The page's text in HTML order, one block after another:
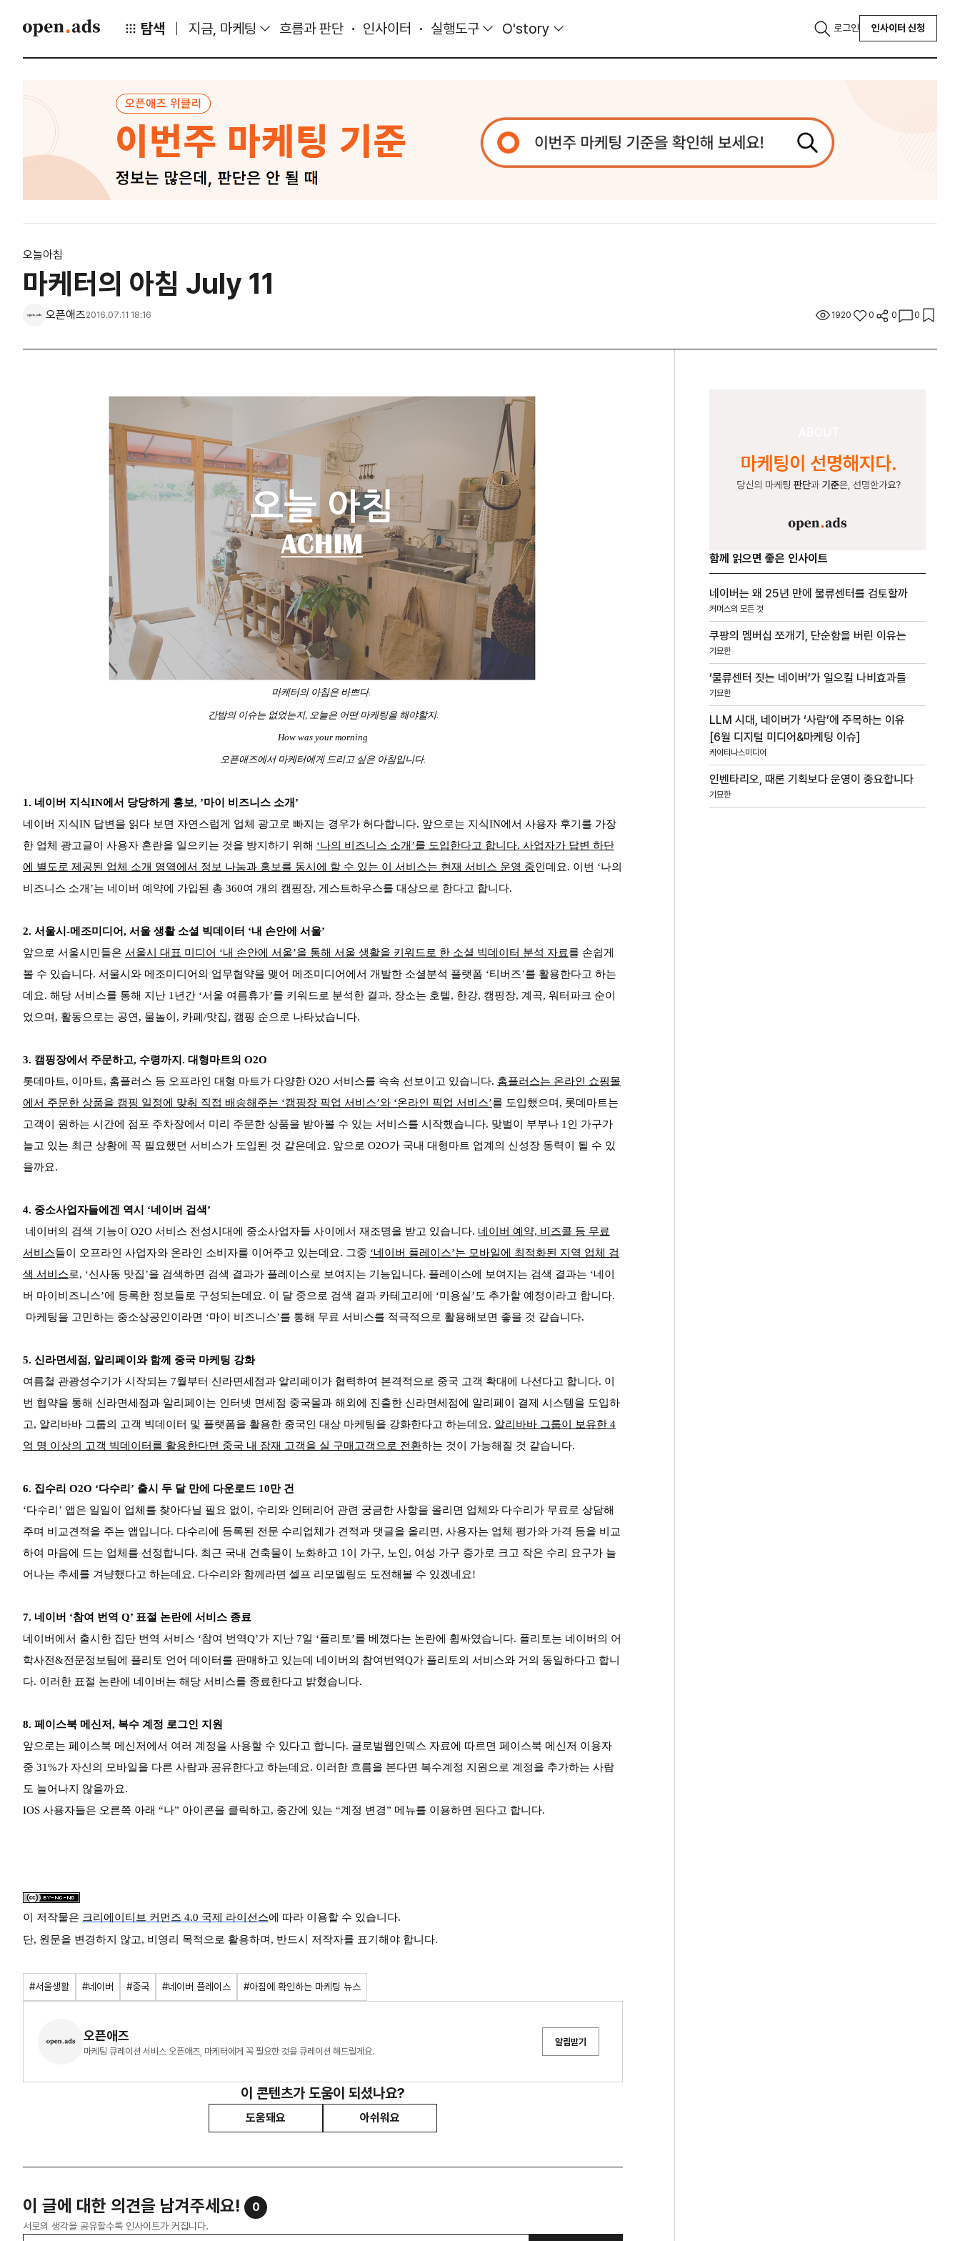
탐색 지금, 마케팅 흐름과 판단 인사이터 실행도구 O'story 로그인 인사이터 신청
오늘아침
마케터의 아침 July 11
오픈애즈2016.07.11 18:16 1920 0 0 0
마케터의 아침은 바쁘다.
간밤의 이슈는 없었는지, 오늘은 어떤 마케팅을 해야할지.
How was your morning
오픈애즈에서 마케터에게 드리고 싶은 아침입니다.
1. 네이버 지식IN에서 당당하게 홍보, ’마이 비즈니스 소개’
네이버 지식IN 답변을 읽다 보면 자연스럽게 업체 광고로 빠지는 경우가 허다합니다. 앞으로는 지식IN에서 사용자 후기를 가장
한 업체 광고글이 사용자 혼란을 일으키는 것을 방지하기 위해 ‘나의 비즈니스 소개’를 도입한다고 합니다. 사업자가 답변 하단
에 별도로 제공된 업체 소개 영역에서 정보 나눔과 홍보를 동시에 할 수 있는 이 서비스는 현재 서비스 운영 중인데요. 이번 ‘나의
비즈니스 소개’는 네이버 예약에 가입된 총 360여 개의 캠핑장, 게스트하우스를 대상으로 한다고 합니다.
2. 서울시-메조미디어, 서울 생활 소셜 빅데이터 ‘내 손안에 서울’
앞으로 서울시민들은 서울시 대표 미디어 ‘내 손안에 서울’을 통해 서울 생활을 키워드로 한 소셜 빅데이터 분석 자료를 손쉽게
볼 수 있습니다. 서울시와 메조미디어의 업무협약을 맺어 메조미디어에서 개발한 소셜분석 플랫폼 ‘티버즈’를 활용한다고 하는
데요. 해당 서비스를 통해 지난 1년간 ‘서울 여름휴가’를 키워드로 분석한 결과, 장소는 호텔, 한강, 캠핑장, 계곡, 워터파크 순이
었으며, 활동으로는 공연, 물놀이, 카페/맛집, 캠핑 순으로 나타났습니다.
3. 캠핑장에서 주문하고, 수령까지. 대형마트의 O2O
롯데마트, 이마트, 홈플러스 등 오프라인 대형 마트가 다양한 O2O 서비스를 속속 선보이고 있습니다. 홈플러스는 온라인 쇼핑몰
에서 주문한 상품을 캠핑 일정에 맞춰 직접 배송해주는 ‘캠핑장 픽업 서비스’와 ‘온라인 픽업 서비스’를 도입했으며, 롯데마트는
고객이 원하는 시간에 점포 주차장에서 미리 주문한 상품을 받아볼 수 있는 서비스를 시작했습니다. 맞벌이 부부나 1인 가구가
늘고 있는 최근 상황에 꼭 필요했던 서비스가 도입된 것 같은데요. 앞으로 O2O가 국내 대형마트 업계의 신성장 동력이 될 수 있
을까요.
4. 중소사업자들에겐 역시 ‘네이버 검색’
네이버의 검색 기능이 O2O 서비스 전성시대에 중소사업자들 사이에서 재조명을 받고 있습니다. 네이버 예약, 비즈콜 등 무료
서비스들이 오프라인 사업자와 온라인 소비자를 이어주고 있는데요. 그중 ‘네이버 플레이스’는 모바일에 최적화된 지역 업체 검
색 서비스로, ‘신사동 맛집’을 검색하면 검색 결과가 플레이스로 보여지는 기능입니다. 플레이스에 보여지는 검색 결과는 ‘네이
버 마이비즈니스’에 등록한 정보들로 구성되는데요. 이 달 중으로 검색 결과 카테고리에 ‘미용실’도 추가할 예정이라고 합니다.
마케팅을 고민하는 중소상공인이라면 ‘마이 비즈니스’를 통해 무료 서비스를 적극적으로 활용해보면 좋을 것 같습니다.
5. 신라면세점, 알리페이와 함께 중국 마케팅 강화
여름철 관광성수기가 시작되는 7월부터 신라면세점과 알리페이가 협력하여 본격적으로 중국 고객 확대에 나선다고 합니다. 이
번 협약을 통해 신라면세점과 알리페이는 인터넷 면세점 중국몰과 해외에 진출한 신라면세점에 알리페이 결제 시스템을 도입하
고, 알리바바 그룹의 고객 빅데이터 및 플랫폼을 활용한 중국인 대상 마케팅을 강화한다고 하는데요. 알리바바 그룹이 보유한 4
억 명 이상의 고객 빅데이터를 활용한다면 중국 내 잠재 고객을 실 구매고객으로 전환하는 것이 가능해질 것 같습니다.
6. 집수리 O2O ‘다수리’ 출시 두 달 만에 다운로드 10만 건
‘다수리’ 앱은 일일이 업체를 찾아다닐 필요 없이, 수리와 인테리어 관련 궁금한 사항을 올리면 업체와 다수리가 무료로 상담해
주며 비교견적을 주는 앱입니다. 다수리에 등록된 전문 수리업체가 견적과 댓글을 올리면, 사용자는 업체 평가와 가격 등을 비교
하여 마음에 드는 업체를 선정합니다. 최근 국내 건축물이 노화하고 1이 가구, 노인, 여성 가구 증가로 크고 작은 수리 요구가 늘
어나는 추세를 겨냥했다고 하는데요. 다수리와 함께라면 셀프 리모델링도 도전해볼 수 있겠네요!
7. 네이버 ‘참여 번역 Q’ 표절 논란에 서비스 종료
네이버에서 출시한 집단 번역 서비스 ‘참여 번역Q’가 지난 7일 ‘플리토’를 베꼈다는 논란에 휩싸였습니다. 플리토는 네이버의 어
학사전&전문정보팀에 플리토 언어 데이터를 판매하고 있는데 네이버의 참여번역Q가 플리토의 서비스와 거의 동일하다고 합니
다. 이러한 표절 논란에 네이버는 해당 서비스를 종료한다고 밝혔습니다.
8. 페이스북 메신저, 복수 계정 로그인 지원
앞으로는 페이스북 메신저에서 여러 계정을 사용할 수 있다고 합니다. 글로벌웹인덱스 자료에 따르면 페이스북 메신저 이용자
중 31%가 자신의 모바일을 다른 사람과 공유한다고 하는데요. 이러한 흐름을 본다면 복수계정 지원으로 계정을 추가하는 사람
도 늘어나지 않을까요.
IOS 사용자들은 오른쪽 아래 “나” 아이콘을 클릭하고, 중간에 있는 “계정 변경” 메뉴를 이용하면 된다고 합니다.
이 저작물은 크리에이티브 커먼즈 4.0 국제 라이선스에 따라 이용할 수 있습니다.
단, 원문을 변경하지 않고, 비영리 목적으로 활용하며, 반드시 저작자를 표기해야 합니다.
#서울생활 #네이버 #중국 #네이버 플레이스 #아침에 확인하는 마케팅 뉴스
오픈애즈
마케팅 큐레이션 서비스 오픈애즈, 마케터에게 꼭 필요한 것을 큐레이션 해드릴게요.
알림받기
이 콘텐츠가 도움이 되셨나요?
도움돼요 아쉬워요
이 글에 대한 의견을 남겨주세요! 0
서로의 생각을 공유할수록 인사이트가 커집니다.
함께 읽으면 좋은 인사이트
네이버는 왜 25년 만에 물류센터를 검토할까
커머스의 모든 것
쿠팡의 멤버십 쪼개기, 단순함을 버린 이유는
기묘한
‘물류센터 짓는 네이버’가 일으킬 나비효과들
기묘한
LLM 시대, 네이버가 ‘사람’에 주목하는 이유
[6월 디지털 미디어&마케팅 이슈]
케이티나스미디어
인벤타리오, 때론 기획보다 운영이 중요합니다
기묘한